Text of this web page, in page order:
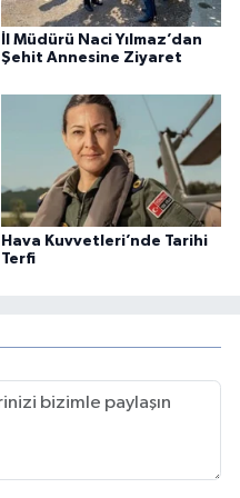
İl Müdürü Naci Yılmaz’dan
Şehit Annesine Ziyaret
Hava Kuvvetleri’nde Tarihi
Terfi